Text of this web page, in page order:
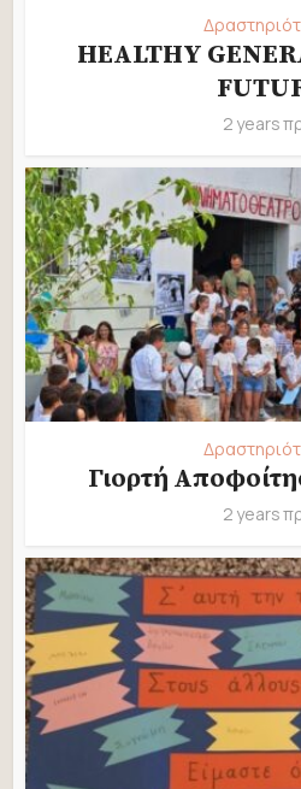
HEALTHY
2 years
Γιορτή
2 years